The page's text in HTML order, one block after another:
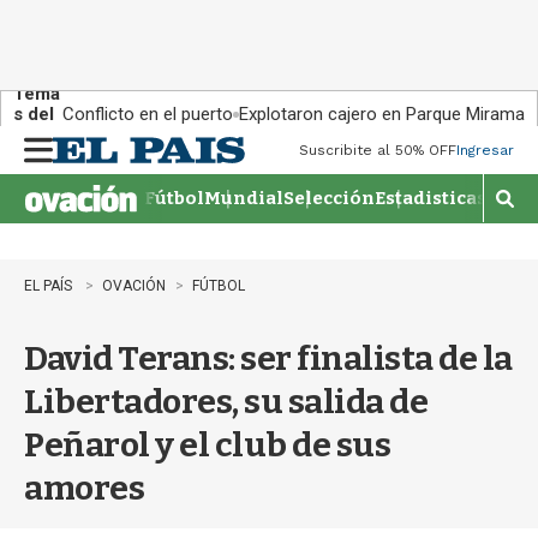
Tema
s del
día:
Conflicto en el puerto Explotaron cajero en Parque Miramar
n
u
Suscribite al 50% OFFIngresar
FútbolMundialSelecciónEstadisticas
M
o
r
b
EL PAÍS OVACIÓN FÚTBOL
David Terans: ser finalista de la
Libertadores, su salida de
Peñarol y el club de sus
amores